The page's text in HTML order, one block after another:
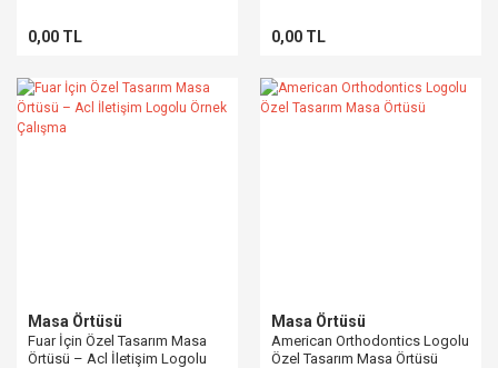
0,00 TL 0,00 TL
Masa Örtüsü
Fuar İçin Özel Tasarım Masa
Örtüsü – Acl İletişim Logolu
Masa Örtüsü
American Orthodontics Logolu
Özel Tasarım Masa Örtüsü